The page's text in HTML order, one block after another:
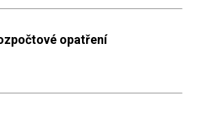
opatření